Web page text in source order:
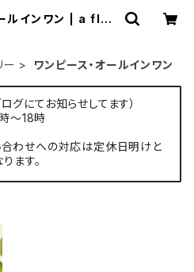
ルインワン | a flat
ー ワンピース・オールインワン
にてお知らせしてます）
〜18時
合わせへの対応は定休日明けと
ります。